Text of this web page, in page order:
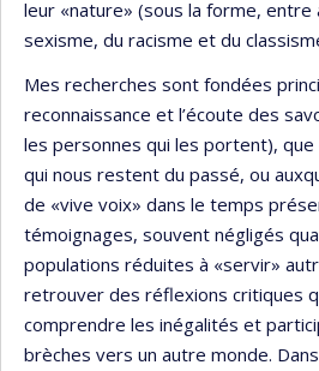
leur «nature» (sous la forme, entre
sexisme, du racisme et du
Mes recherches sont fondées
reconnaissance et l’écoute des
les personnes qui les portent),
qui nous restent du passé, ou
de «vive voix» dans le temps
témoignages, souvent négligés
populations réduites à «servir»
retrouver des réflexions critiques
comprendre les inégalités et
brèches vers un autre monde.